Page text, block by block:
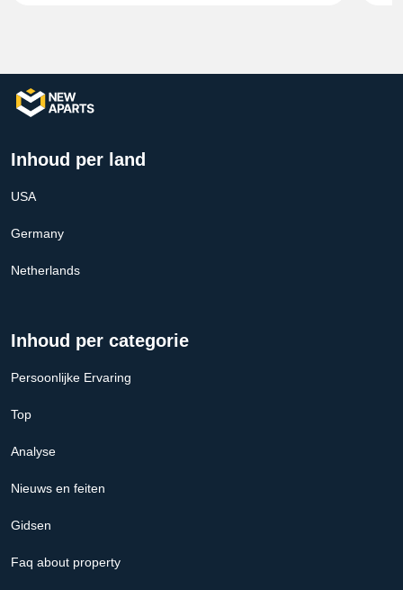
Inhoud per land
USA
Germany
Netherlands
Inhoud per categorie
Persoonlijke Ervaring
Top
Analyse
Nieuws en feiten
Gidsen
Faq about property